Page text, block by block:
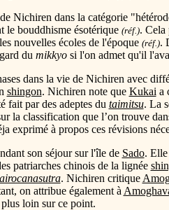
Nichiren dans la catégorie
le bouddhisme ésotérique (réf.). Cela
nouvelles écoles de l'époque (réf.).
du mikkyosi l'on admet qu'il
dans la vie de Nichiren avec
shingon. Nichiren note que Kukai a
fait par des adeptes du taimitsu. La
la classification que l’on trouve
exprimé à propos ces révisions
son séjour sur l'île de Sado. Elle
patriarches chinois de la lignée
. Nichiren critique
on attribue également à
loin sur ce point.